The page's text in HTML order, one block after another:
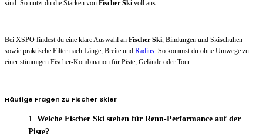
sind. So nutzt du die Stärken von Fischer Ski voll aus.
Bei XSPO findest du eine klare Auswahl an Fischer Ski , Bindungen und Skischuhen
sowie praktische Filter nach Länge, Breite und Radius . So kommst du ohne Umwege zu
einer stimmigen Fischer-Kombination für Piste, Gelände oder Tour.
Häufige Fragen zu Fischer Skier
Welche Fischer Ski stehen für Renn-Performance auf der
Piste?